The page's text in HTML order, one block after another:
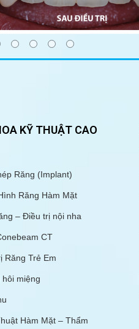
KỸ THUẬT CAO
Răng (Implant)
Răng Hàm Mặt
– Điều trị nội nha
CT
Răng Trẻ Em
miệng
Hàm Mặt – Thẩm